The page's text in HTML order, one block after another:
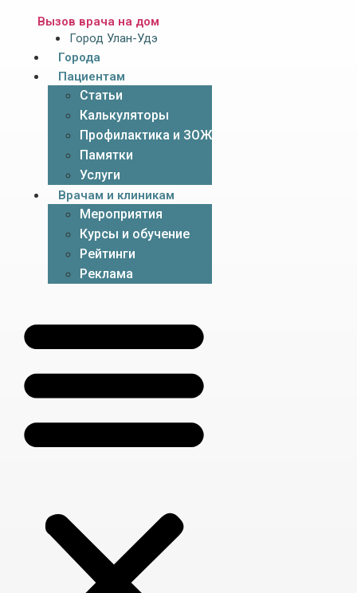
Вызов врача на дом
Город Улан-Удэ
Города
Пациентам
Статьи
Калькуляторы
Профилактика и ЗОЖ
Памятки
Услуги
Врачам и клиникам
Мероприятия
Курсы и обучение
Рейтинги
Реклама